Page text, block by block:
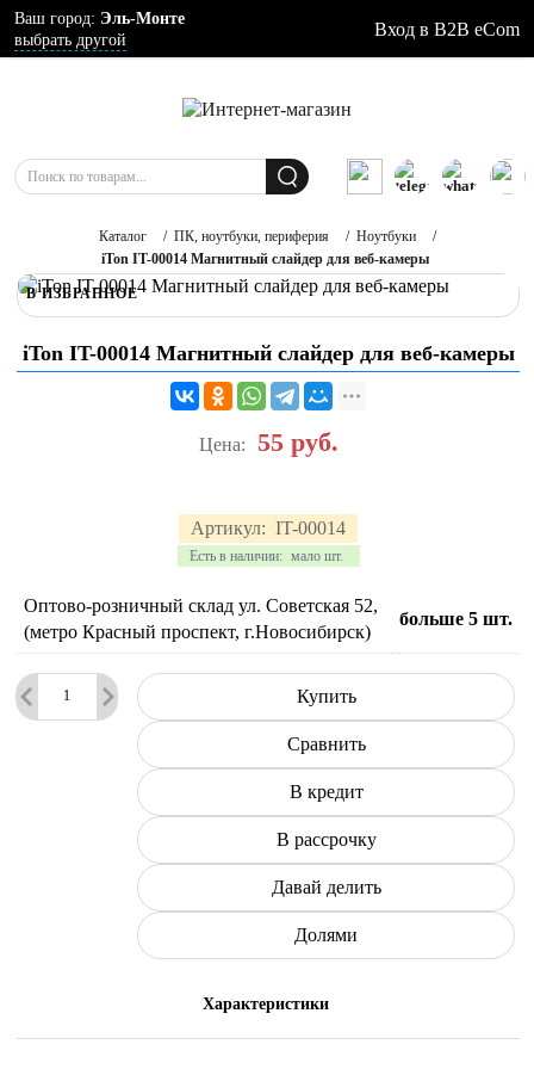
Ваш город: Эль-Монте
выбрать другой
Вход в B2B eCom
Каталог / ПК, ноутбуки, периферия / Ноутбуки
/
iTon IT-00014 Магнитный слайдер для веб-камеры
В ИЗБРАННОЕ
iTon IT-00014 Магнитный слайдер для веб-камеры
Артикул: IT-00014
Есть в наличии: мало шт.
Цена: 55 руб.
Оптово-розничный склад ул. Советская 52,
(метро Красный проспект, г.Новосибирск)
больше 5 шт.
Купить
Сравнить
В кредит
В рассрочку
Давай делить
Долями
Характеристики